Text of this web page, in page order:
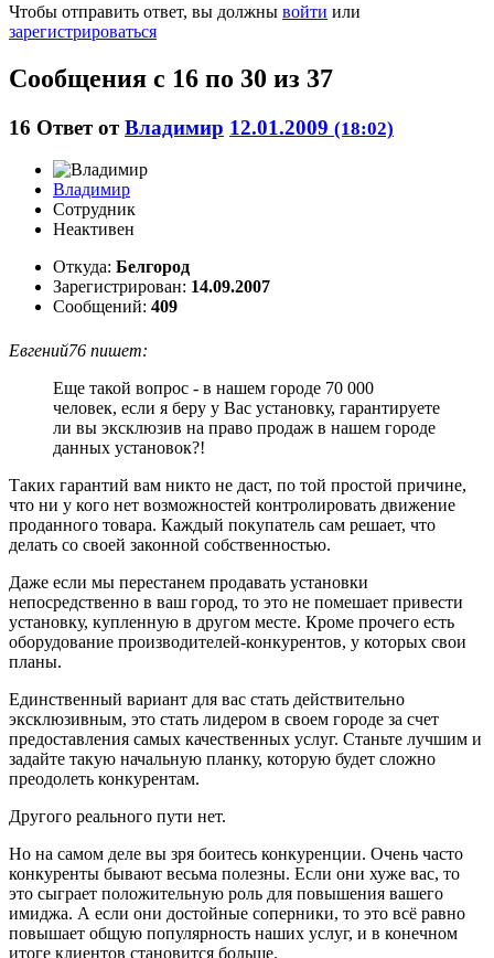
Чтобы отправить ответ, вы должны войти или
зарегистрироваться
Сообщения с 16 по 30 из 37
16 Ответ отВладимир 12.01.2009 (18:02)
Владимир
Сотрудник
Неактивен
Откуда: Белгород
Зарегистрирован: 14.09.2007
Сообщений: 409
Евгений76 пишет:
Еще такой вопрос - в нашем городе 70 000
человек, если я беру у Вас установку, гарантируете
ли вы эксклюзив на право продаж в нашем городе
данных установок?!
Таких гарантий вам никто не даст, по той простой причине,
что ни у кого нет возможностей контролировать движение
проданного товара. Каждый покупатель сам решает, что
делать со своей законной собственностью.
Даже если мы перестанем продавать установки
непосредственно в ваш город, то это не помешает привести
установку, купленную в другом месте. Кроме прочего есть
оборудование производителей-конкурентов, у которых свои
планы.
Единственный вариант для вас стать действительно
эксклюзивным, это стать лидером в своем городе за счет
предоставления самых качественных услуг. Станьте лучшим и
задайте такую начальную планку, которую будет сложно
преодолеть конкурентам.
Другого реального пути нет.
Но на самом деле вы зря боитесь конкуренции. Очень часто
конкуренты бывают весьма полезны. Если они хуже вас, то
это сыграет положительную роль для повышения вашего
имиджа. А если они достойные соперники, то это всё равно
повышает общую популярность наших услуг, и в конечном
итоге клиентов становится больше.